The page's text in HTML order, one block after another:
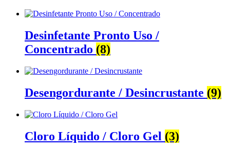
Desinfetante Pronto Uso /
Concentrado (8)
Desengordurante / Desincrustante (9)
Cloro Líquido / Cloro Gel (3)